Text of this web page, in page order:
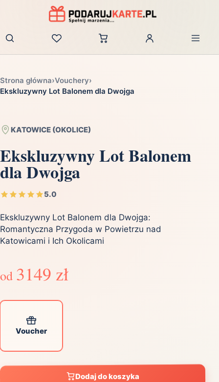
Zaloguj
Strona główna›Vouchery›
Ekskluzywny Lot Balonem dla Dwojga
KATOWICE (OKOLICE)
Ekskluzywny Lot Balonem
dla Dwojga
5.0
Ekskluzywny Lot Balonem dla Dwojga:
Romantyczna Przygoda w Powietrzu nad
Katowicami i Ich Okolicami
od 3149 zł
Voucher
Dodaj do koszyka